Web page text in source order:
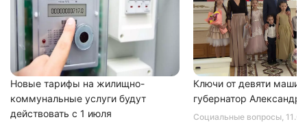
Новые тарифы на жилищно-
коммунальные услуги будут
действовать с 1 июля
Социальные вопросы,
Ключи от девяти машин
губернатор Александр